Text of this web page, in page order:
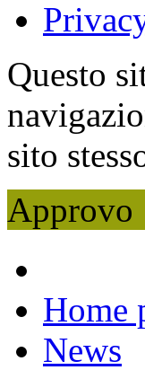
Questo
sito
Approvo
Home
News